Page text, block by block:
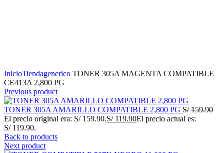
InicioTiendagenerico TONER 305A MAGENTA COMPATIBLE
CE413A 2,800 PG
Previous product
TONER 305A AMARILLO COMPATIBLE 2,800 PG S/159.90
El precio original era: S/ 159.90.S/119.90El precio actual es:
S/ 119.90.
Back to products
Next product